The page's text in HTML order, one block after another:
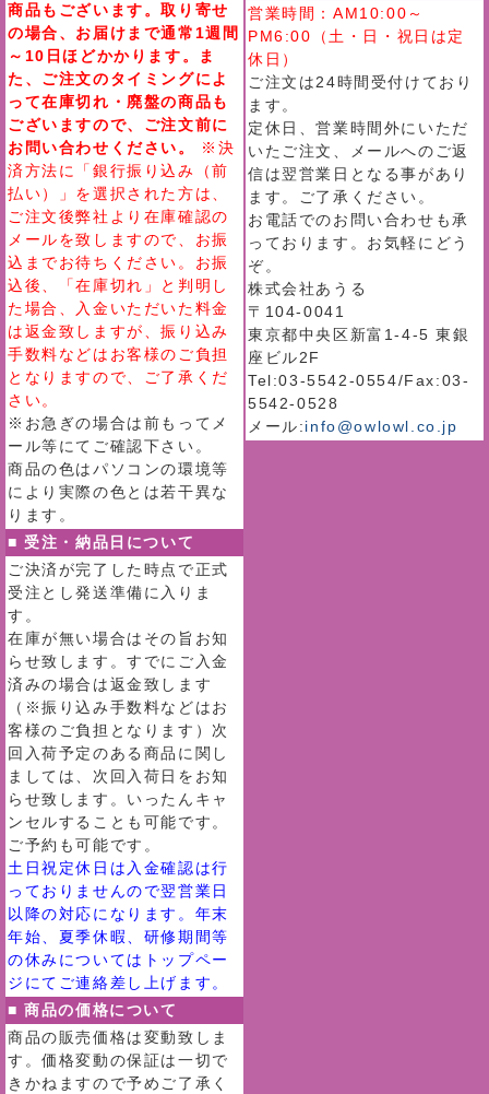
商品もございます。取り寄せ
の場合、お届けまで通常1週間
～10日ほどかかります。ま
た、ご注文のタイミングによ
って在庫切れ・廃盤の商品も
ございますので、ご注文前に
お問い合わせください。
※決
済方法に「銀行振り込み（前
払い）」を選択された方は、
ご注文後弊社より在庫確認の
メールを致しますので、お振
込までお待ちください。お振
込後、「在庫切れ」と判明し
た場合、入金いただいた料金
は返金致しますが、振り込み
手数料などはお客様のご負担
となりますので、ご了承くだ
さい。
※お急ぎの場合は前もってメ
ール等にてご確認下さい。
商品の色はパソコンの環境等
により実際の色とは若干異な
ります。
■ 受注・納品日について
ご決済が完了した時点で正式
受注とし発送準備に入りま
す。
在庫が無い場合はその旨お知
らせ致します。すでにご入金
済みの場合は返金致します
（※振り込み手数料などはお
客様のご負担となります）次
回入荷予定のある商品に関し
ましては、次回入荷日をお知
らせ致します。いったんキャ
ンセルすることも可能です。
ご予約も可能です。
土日祝定休日は入金確認は行
っておりませんので翌営業日
以降の対応になります。年末
年始、夏季休暇、研修期間等
の休みについてはトップペー
ジにてご連絡差し上げます。
■ 商品の価格について
商品の販売価格は変動致しま
す。価格変動の保証は一切で
きかねますので予めご了承く
営業時間：AM10:00～
PM6:00（土・日・祝日は定
休日）
ご注文は24時間受付けており
ます。
定休日、営業時間外にいただ
いたご注文、メールへのご返
信は翌営業日となる事があり
ます。ご了承ください。
お電話でのお問い合わせも承
っております。お気軽にどう
ぞ。
株式会社あうる
〒104-0041
東京都中央区新富1-4-5 東銀
座ビル2F
Tel:03-5542-0554/Fax:03-
5542-0528
メール:info@owlowl.co.jp